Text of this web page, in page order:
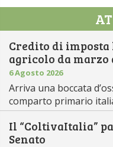
Credito di imposta
agricolo da marzo
6 Agosto 2026
Arriva una boccata
comparto primario
Il “ColtivaItalia”
Senato